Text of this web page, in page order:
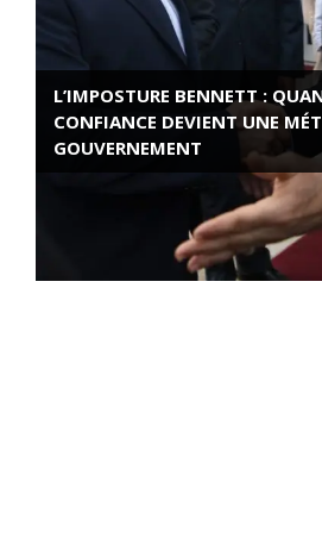
L’IMPOSTURE BENNETT :
CONFIANCE DEVIENT UNE
GOUVERNEMENT
ROSE VALLAND, HEROÏNE DE